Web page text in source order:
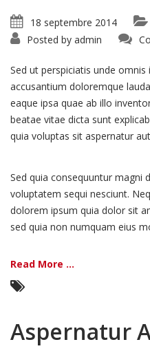
18 septembre 2014
Posted by admin
Sed ut perspiciatis unde
accusantium doloremque
eaque ipsa quae ab illo
beatae vitae dicta sunt
quia voluptas sit aspernatur
Sed quia consequuntur magni
voluptatem sequi nesciunt.
dolorem ipsum quia dolor sit
sed quia non numquam eius
Read More ...
Aspernatur